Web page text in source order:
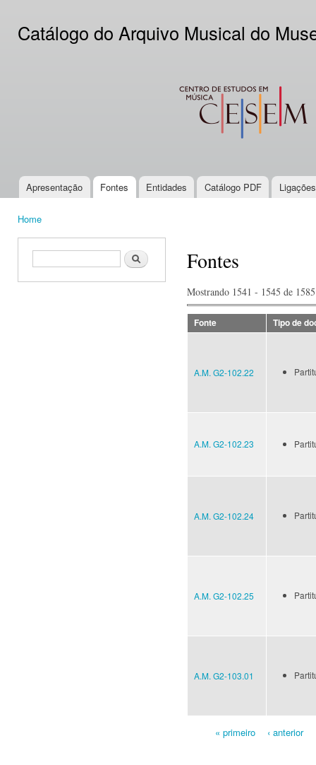
Catálogo do Arquivo Musical do
CESEM
Main menu
Apresentação Fontes Entidades Catálogo PDF
Home
Search form Search Fontes
Mostrando 1541 - 1545 de 1585
Fonte Tipo de
A.M. G2-102.22
A.M. G2-102.23
A.M. G2-102.24
A.M. G2-102.25
A.M. G2-103.01
« primeiro ‹ anterior